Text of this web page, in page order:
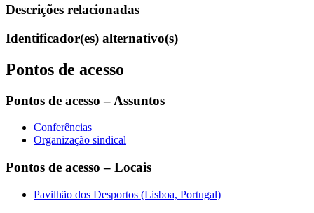
Descrições relacionadas
Identificador(es) alternativo(s)
Pontos de acesso
Pontos de acesso – Assuntos
Conferências
Organização sindical
Pontos de acesso – Locais
Pavilhão dos Desportos (Lisboa, Portugal)